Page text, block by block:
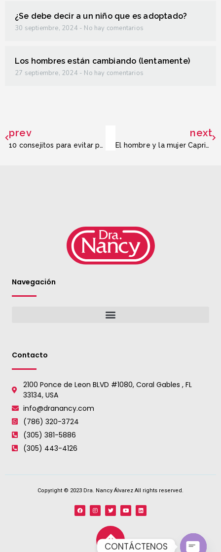
¿Se debe decir a un niño que es adoptado?
30 septiembre, 2024 No hay comentarios
Los hombres están cambiando (lentamente)
27 septiembre, 2024 No hay comentarios
prev
10 consejitos para evitar problemas familiares en Navidad
next
El hombre y la mujer Capricornio
Navegación
Contacto
2100 Ponce de Leon BLVD #1080, Coral Gables , FL
33134, USA
info@dranancy.com
(786) 320-3724
(305) 381-5886
(305) 443-4126
Copyright © 2023 Dra. Nancy Álvarez All rights reserved.
CONTÁCTENOS